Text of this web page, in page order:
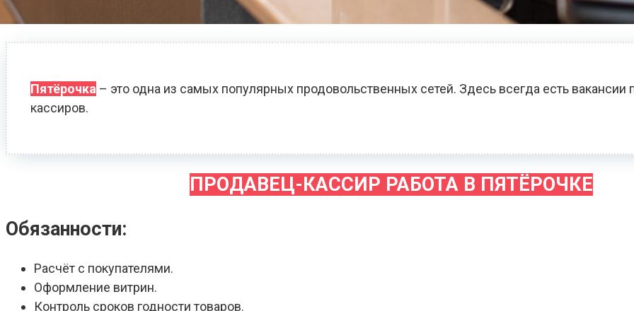
Пятёрочка – это одна из самых популярных продовольственных сетей. Здесь всегда есть вакансии
кассиров.
ПРОДАВЕЦ-КАССИР РАБОТА В ПЯТЁРОЧКЕ
Обязанности:
Расчёт с покупателями.
Оформление витрин.
Контроль сроков годности товаров.